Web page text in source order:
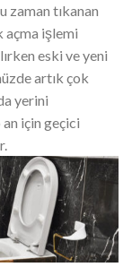
zaman tıkanan
açma işlemi
eski ve yeni
artık çok
yerini
için geçici